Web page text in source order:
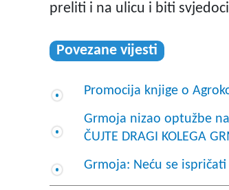
preliti i na ulicu i biti
Povezane vijesti
Promocija knjige o
Grmoja nizao optužbe
ČUJTE DRAGI KOLEGA
Grmoja: Neću se